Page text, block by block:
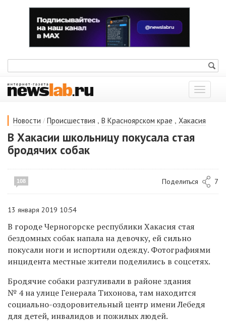
Показать
меню
Новости / Происшествия , В Красноярском крае , Хакасия
В Хакасии школьницу покусала стая
бродячих собак
108 Поделиться 7
13 января 2019 10:54
В городе Черногорске республики Хакасия стая
бездомных собак напала на девочку, ей сильно
покусали ноги и испортили одежду. Фотографиями
инцидента местные жители поделились в соцсетях.
Бродячие собаки разгуливали в районе здания
№ 4 на улице Генерала Тихонова, там находится
социально-оздоровительный центр имени Лебедя
для детей, инвалидов и пожилых людей.